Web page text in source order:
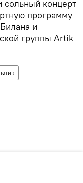
сольный концерт
программу
и
группы Artik